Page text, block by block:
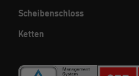
Scheibenschloss
Ketten